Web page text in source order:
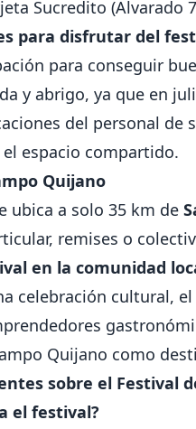
Sucredito (Alvarado
para disfrutar del
para conseguir
y abrigo, ya que en
del personal de
espacio compartido.
Quijano
ubica a solo 35 km de
remises o
en la comunidad
celebración cultural,
Quijano como
sobre el Festival
el festival?